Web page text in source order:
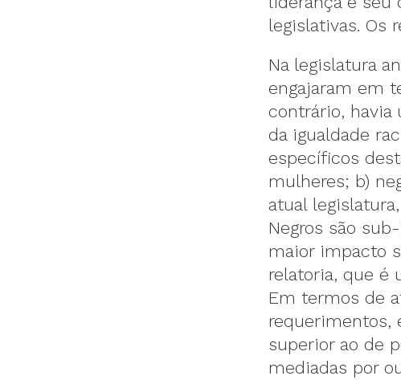
legislativas. Os
Na legislatura
engajaram em
contrário,
da igualdade
específicos
mulheres; b)
atual
Negros são
maior impacto
relatoria, que é
Em termos de
requerimentos,
superior ao de
mediadas por